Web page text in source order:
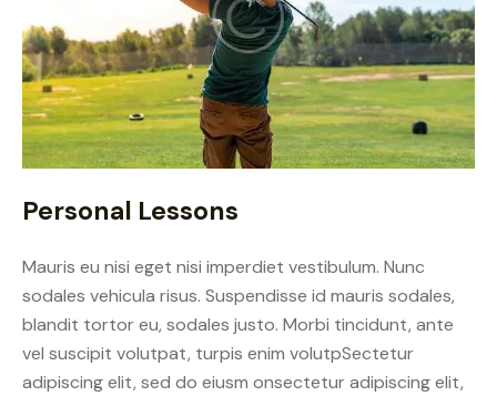
Personal Lessons
Mauris eu nisi eget nisi imperdiet vestibulum. Nunc
sodales vehicula risus. Suspendisse id mauris sodales,
blandit tortor eu, sodales justo. Morbi tincidunt, ante
vel suscipit volutpat, turpis enim volutpSectetur
adipiscing elit, sed do eiusm onsectetur adipiscing elit,